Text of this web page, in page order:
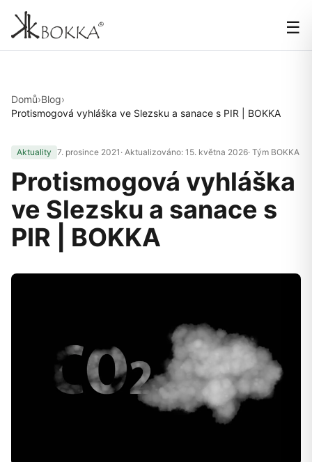
☰
Domů›Blog›
Protismogová vyhláška ve Slezsku a sanace s PIR | BOKKA
Aktuality 7. prosince 2021 · Aktualizováno: 15. května 2026· Tým BOKKA
Protismogová vyhláška
ve Slezsku a sanace s
PIR | BOKKA